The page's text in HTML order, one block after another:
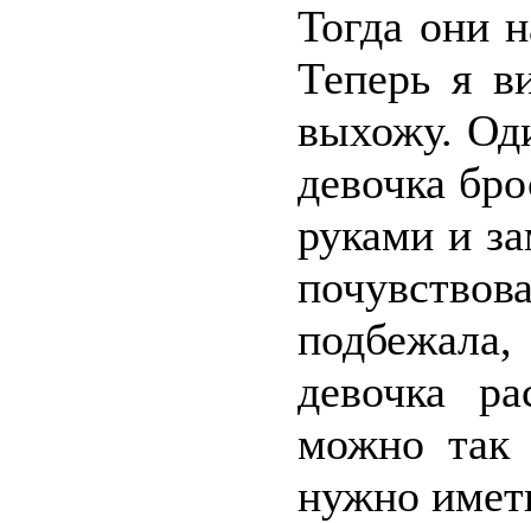
Тогда они
Теперь я
выхожу.
девочка
руками и
девочка
можно так
нужно